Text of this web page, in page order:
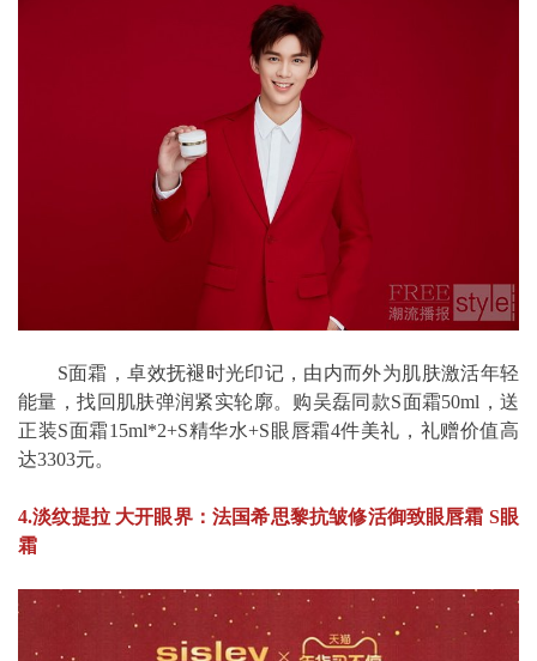
S面霜，卓效抚褪时光印记，由内而外为肌肤激活年轻
能量，找回肌肤弹润紧实轮廓。购吴磊同款S面霜50ml，送
正装S面霜15ml*2+S精华水+S眼唇霜4件美礼，礼赠价值高
达3303元。
4.淡纹提拉 大开眼界：法国希思黎抗皱修活御致眼唇霜 S眼
霜